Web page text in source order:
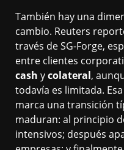
También hay una
cambio. Reuters
través de SG-Forge,
entre clientes
cash ycolateral,
todavía es limitada.
marca una transición
maduran: al principio
intensivos; después